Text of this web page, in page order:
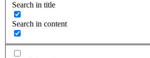
Search in title
Search in content